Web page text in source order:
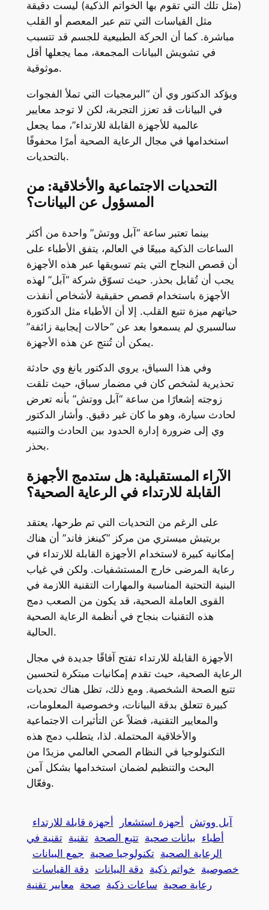
(مثل تلك التي تقوم بها الخواتم الذكية) ليست دقيقة
مثل القياسات التي تتم عبر المعصم أو القلب
مباشرة. كما أن الحركة الطبيعية للجسم قد تتسبب
في تشويش البيانات المجمعة، مما يجعلها أقل
موثوقية.
ويؤكد الدكتور وي أن “البرمجيات التي تملأ الفجوات
في البيانات قد تعزز التجربة، لكن لا توجد معايير
عالمية للأجهزة القابلة للارتداء”، مما يجعل
استخدامها في مجال الرعاية الصحية أمرًا محفوفًا
بالتحديات.
التحديات الاجتماعية والأخلاقية: من
المسؤول عن البيانات؟
بينما تعتبر ساعة “آبل ووتش” واحدة من أكثر
الساعات الذكية مبيعًا في العالم، يتفق الأطباء على
أن قصص النجاح التي يتم تسويقها عبر هذه الأجهزة
يجب أن تُقابل بحذر. حيث تسوّق شركة “آبل” لهذه
الأجهزة باستخدام قصص حقيقية لأشخاص أنقذت
حياتهم ميزة تتبع القلب. إلا أن الأطباء مثل الدكتورة
سالسبري لم يسمعوا بعد عن “حالات إيجابية زائفة”
يمكن أن تُنتج عن هذه الأجهزة.
وفي هذا السياق، يروي الدكتور يانغ وي حادثة
تحذيرية لشخص كان في مضمار سباق، حيث تلقت
زوجته إشعارًا من ساعة “آبل ووتش” بأنه تعرض
لحادث سيارة، وهو ما كان غير دقيق. وأشار الدكتور
وي إلى ضرورة إدارة الحدود بين الحادث والتنبيه
بحذر.
الآراء المستقبلية: هل ستدمج الأجهزة
القابلة للارتداء في الرعاية الصحية؟
على الرغم من التحديات التي تم طرحها، يعتقد
بريتيش ميستري من مركز “كينغز فاند” أن هناك
إمكانية كبيرة لاستخدام الأجهزة القابلة للارتداء في
رعاية المرضى خارج المستشفيات. ولكن في غياب
البنية التحتية المناسبة والمهارات التقنية اللازمة في
القوى العاملة الصحية، قد يكون من الصعب دمج
هذه التقنيات بنجاح في أنظمة الرعاية الصحية
الحالية.
الأجهزة القابلة للارتداء تفتح آفاقًا جديدة في مجال
الرعاية الصحية، حيث تقدم إمكانيات مبتكرة لتحسين
تتبع الصحة الشخصية. ومع ذلك، تظل هناك تحديات
كبيرة تتعلق بدقة البيانات، وخصوصية المعلومات،
والمعايير التقنية، فضلاً عن التأثيرات الاجتماعية
والأخلاقية المحتملة. لذا، يتطلب دمج هذه
التكنولوجيا في النظام الصحي العالمي مزيدًا من
البحث والتنظيم لضمان استخدامها بشكل آمن
وفعّال.
آبل ووتش أجهزة استشعار
أجهزة قابلة للارتداء
أطباء بيانات صحية تتبع الصحة تقنية تقنية في
الرعاية الصحية تكنولوجيا صحية جمع البيانات
خصوصية خواتم ذكية دقة البيانات دقة القياسات
رعاية صحية ساعات ذكية صحة معايير تقنية